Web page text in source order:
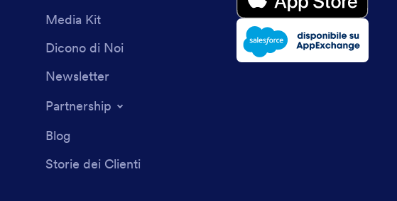
Media Kit
Dicono di Noi
Newsletter
Partnership
Blog
Storie dei Clienti